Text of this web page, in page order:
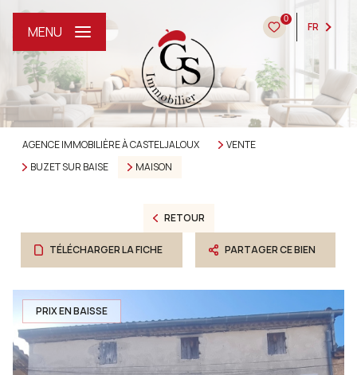
0
FR
MENU
AGENCE IMMOBILIÈRE À CASTELJALOUX
VENTE
BUZET SUR BAISE
MAISON
RETOUR
TÉLÉCHARGER LA FICHE PARTAGER CE BIEN
PRIX EN BAISSE